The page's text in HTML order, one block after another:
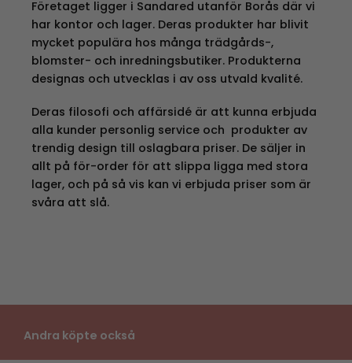
Företaget ligger i Sandared utanför Borås där vi
har kontor och lager. Deras produkter har blivit
mycket populära hos många trädgårds-,
blomster- och inredningsbutiker. Produkterna
designas och utvecklas i av oss utvald kvalité.
Deras filosofi och affärsidé är att kunna erbjuda
alla kunder personlig service och produkter av
trendig design till oslagbara priser. De säljer in
allt på för-order för att slippa ligga med stora
lager, och på så vis kan vi erbjuda priser som är
svåra att slå.
Andra köpte också